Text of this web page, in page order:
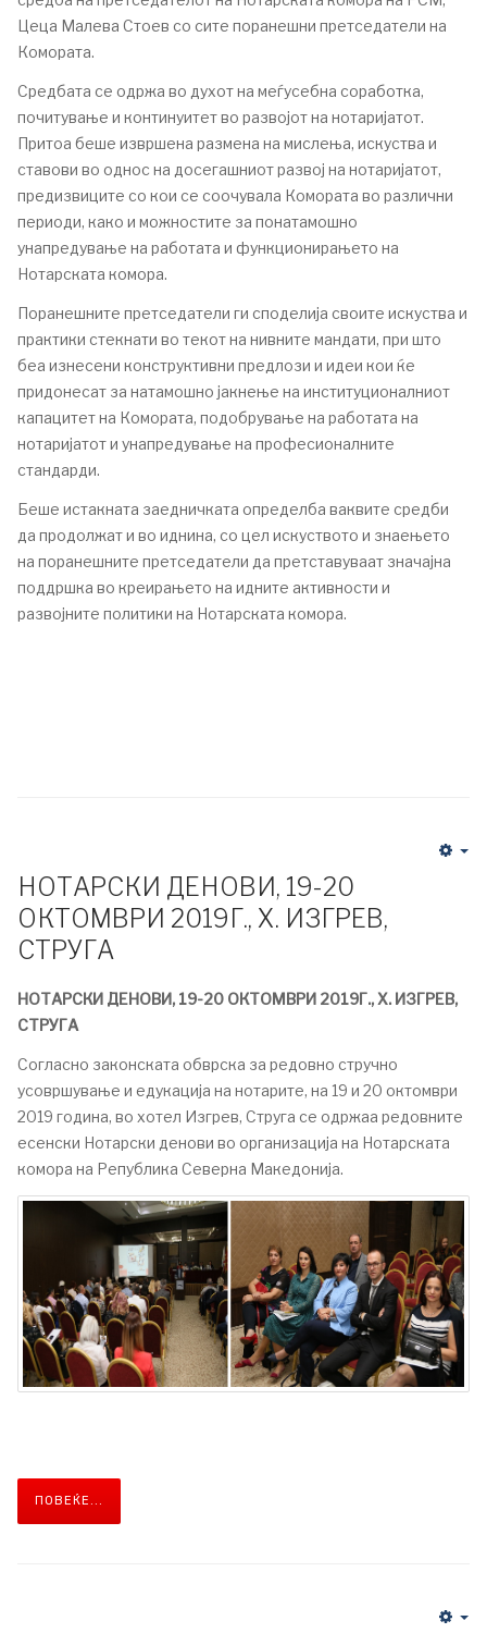
Цеца Малева Стоев со сите поранешни претседатели на
Комората.
Средбата се одржа во духот на меѓусебна соработка,
почитување и континуитет во развојот на нотаријатот.
Притоа беше извршена размена на мислења, искуства и
ставови во однос на досегашниот развој на нотаријатот,
предизвиците со кои се соочувала Комората во различни
периоди, како и можностите за понатамошно
унапредување на работата и функционирањето на
Нотарската комора.
Поранешните претседатели ги споделија своите искуства и
практики стекнати во текот на нивните мандати, при што
беа изнесени конструктивни предлози и идеи кои ќе
придонесат за натамошно јакнење на институционалниот
капацитет на Комората, подобрување на работата на
нотаријатот и унапредување на професионалните
стандарди.
Беше истакната заедничката определба ваквите средби
да продолжат и во иднина, со цел искуството и знаењето
на поранешните претседатели да претставуваат значајна
поддршка во креирањето на идните активности и
развојните политики на Нотарската комора.
НОТАРСКИ ДЕНОВИ, 19-20
ОКТОМВРИ 2019Г., Х. ИЗГРЕВ,
СТРУГА
НОТАРСКИ ДЕНОВИ, 19-20 ОКТОМВРИ 2019Г., Х. ИЗГРЕВ,
СТРУГА
Согласно законската обврска за редовно стручно
усовршување и едукација на нотарите, на 19 и 20 октомври
2019 година, во хотел Изгрев, Струга се одржаа редовните
есенски Нотарски денови во организација на Нотарската
комора на Република Северна Македонија.
ПОВЕЌЕ...